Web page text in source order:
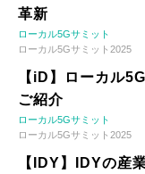
革新
ローカル5Gサミット
ローカル5Gサミット2025
【iD】ローカル
ご紹介
ローカル5Gサミット
ローカル5Gサミット2025
【IDY】IDYの産